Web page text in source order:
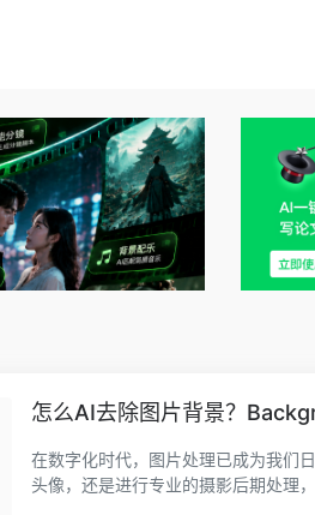
怎么AI去除图片背景？
在数字化时代，图片处理已成为我们
头像，还是进行专业的摄影后期处理